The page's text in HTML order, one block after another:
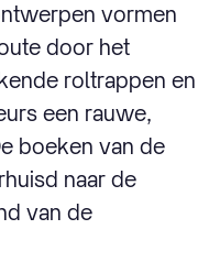
vormen
door het
roltrappen en
een rauwe,
boeken van de
naar de
van de